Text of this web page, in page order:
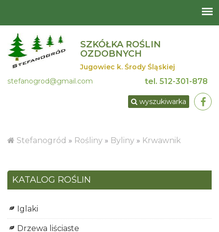
SZKÓŁKA ROŚLIN
OZDOBNYCH
Jugowiec k. Środy Śląskiej
stefanogrod@gmail.com
tel. 512-301-878
wyszukiwarka
Stefanogród » Rośliny » Byliny » Krwawnik
KATALOG ROŚLIN
Iglaki
Drzewa liściaste